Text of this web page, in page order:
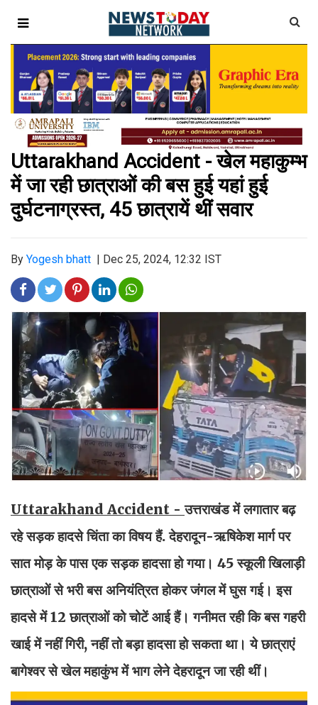
Uttarakhand Accident - खेल महाकुम्भ
में जा रही छात्राओं की बस हुई यहां हुई
दुर्घटनाग्रस्त, 45 छात्रायें थीं सवार
By Yogesh bhatt Dec 25, 2024, 12:32 IST
Uttarakhand Accident -उत्तराखंड में लगातार बढ़
रहे सड़क हादसे चिंता का विषय हैं. देहरादून-ऋषिकेश मार्ग पर
सात मोड़ के पास एक सड़क हादसा हो गया। 45 स्कूली खिलाड़ी
छात्राओं से भरी बस अनियंत्रित होकर जंगल में घुस गई। इस
हादसे में 12 छात्राओं को चोटें आई हैं। गनीमत रही कि बस गहरी
खाई में नहीं गिरी, नहीं तो बड़ा हादसा हो सकता था। ये छात्राएं
बागेश्वर से खेल महाकुंभ में भाग लेने देहरादून जा रही थीं।